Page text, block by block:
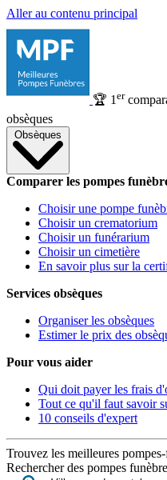
Aller au contenu principal
🏆 1 er
obsèques
Obsèques
Comparer les pompes
Choisir une pompe
Choisir un crematorium
Choisir un funérarium
Choisir un cimetière
En savoir plus sur la
Services obsèques
Organiser les obsèques
Estimer le prix des
Pour vous aider
Qui doit payer les frais
Tout ce qu'il faut savoir
10 conseils d'expert
Trouvez les meilleures
Rechercher des pompes